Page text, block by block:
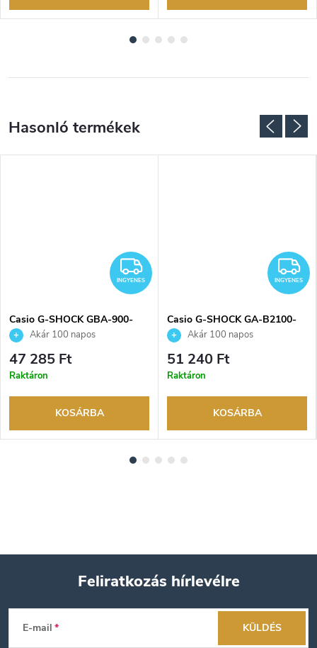
INGYENES
INGYENES
Casio G-SHOCK GBA-900-
1AER karóra
Akár 100 napos
visszaküldési lehetőség. Hivatalos
márkakereskedő.
47 285 Ft
Raktáron
KOSÁRBA
INGYENES
Casio G-SHOCK GA-B2100-
1AER karóra
Akár 100 napos
visszaküldési lehetőség. Hivatalos
márkakereskedő.
51 240 Ft
Raktáron
KOSÁRBA
L
Feliratkozás hírlevélre
E-mail KÜLDÉS